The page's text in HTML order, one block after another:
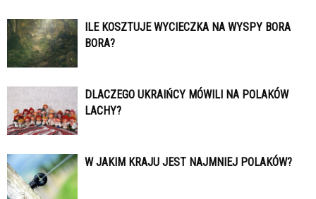
ILE KOSZTUJE WYCIECZKA NA WYSPY BORA
BORA?
DLACZEGO UKRAIŃCY MÓWILI NA POLAKÓW
LACHY?
W JAKIM KRAJU JEST NAJMNIEJ POLAKÓW?